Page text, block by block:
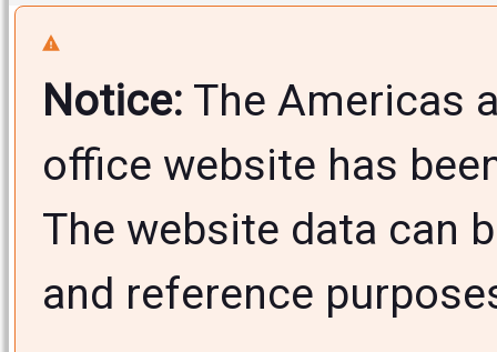
Notice: The Americas
office website has
The website data can
and reference